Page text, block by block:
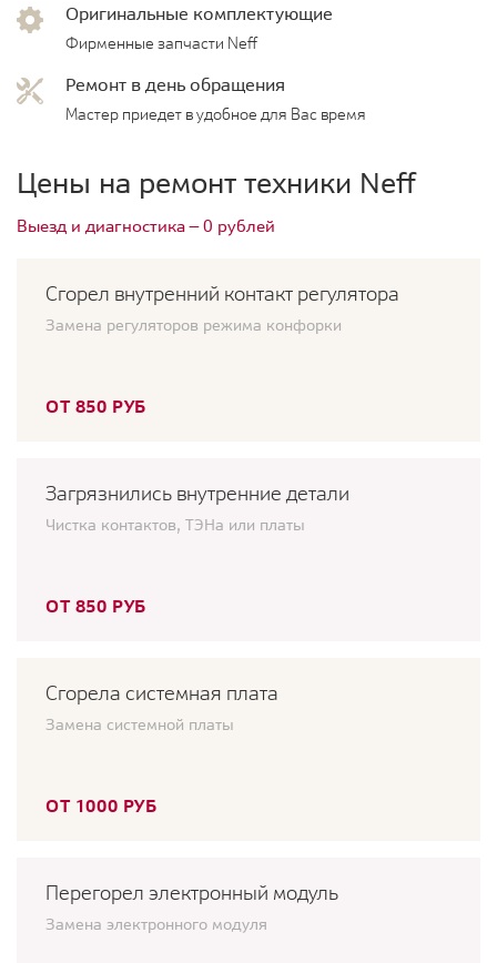
Оригинальные комплектующие
Фирменные запчасти Neff
Ремонт в день обращения
Мастер приедет в удобное для Вас время
Цены на ремонт техники Neff
Выезд и диагностика — 0 рублей
Сгорел внутренний контакт регулятора
Замена регуляторов режима конфорки
ОТ 850 РУБ
Загрязнились внутренние детали
Чистка контактов, ТЭНа или платы
ОТ 850 РУБ
Сгорела системная плата
Замена системной платы
ОТ 1000 РУБ
Перегорел электронный модуль
Замена электронного модуля